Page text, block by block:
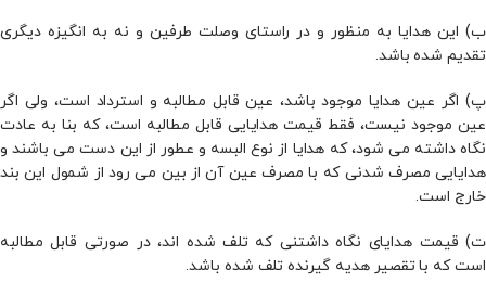
ب) این هدایا به­ منظور و در راستاى وصلت طرفین و نه به انگیزه دیگرى
تقدیم شده باشد.
پ) اگر عین هدایا موجود باشد، عین قابل مطالبه و استرداد است، ولی اگر
عین موجود نیست، فقط قیمت هدایایى قابل مطالبه است، که بنا به­ عادت
نگاه داشته می شود، که هدایا از نوع البسه و عطور از این دست می­ باشند و
هدایایى مصرف­ شدنى که با مصرف عین آن از بین مى­ رود از شمول این بند
خارج است.
ت) قیمت هدایاى نگاه داشتنى که تلف شده­ اند، در صورتى قابل مطالبه
است که با تقصیر هدیه گیرنده تلف شده باشد.